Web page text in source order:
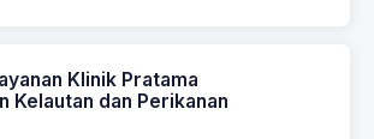
Klinik Pratama
Kelautan dan Perikanan